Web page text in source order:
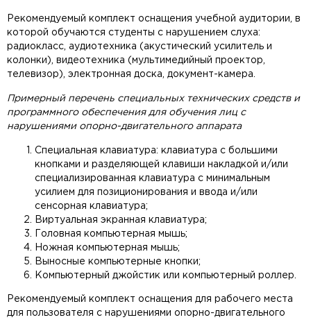
Рекомендуемый комплект оснащения учебной аудитории, в
которой обучаются студенты с нарушением слуха:
радиокласс, аудиотехника (акустический усилитель и
колонки), видеотехника (мультимедийный проектор,
телевизор), электронная доска, документ-камера.
Примерный перечень специальных технических средств и
программного обеспечения для обучения лиц с
нарушениями опорно-двигательного аппарата
Специальная клавиатура: клавиатура с большими
кнопками и разделяющей клавиши накладкой и/или
специализированная клавиатура с минимальным
усилием для позиционирования и ввода и/или
сенсорная клавиатура;
Виртуальная экранная клавиатура;
Головная компьютерная мышь;
Ножная компьютерная мышь;
Выносные компьютерные кнопки;
Компьютерный джойстик или компьютерный роллер.
Рекомендуемый комплект оснащения для рабочего места
для пользователя с нарушениями опорно-двигательного